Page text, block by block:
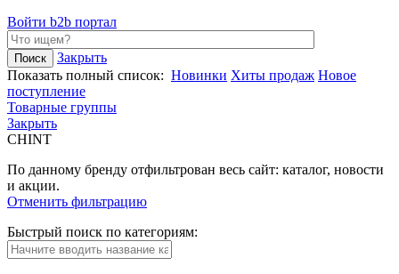
Войти b2b портал
Закрыть
Показать полный список: Новинки Хиты продаж Новое
поступление
Товарные группы
Закрыть
CHINT
По данному бренду отфильтрован весь сайт: каталог, новости
и акции.
Отменить фильтрацию
Быстрый поиск по категориям: